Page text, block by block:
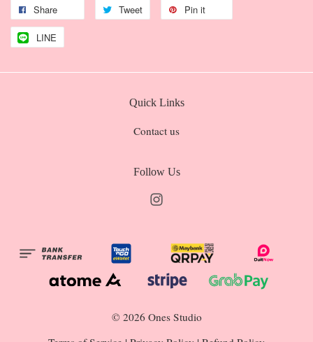
Share Tweet Pin it
LINE
Quick Links
Contact us
Follow Us
© 2026 Ones Studio